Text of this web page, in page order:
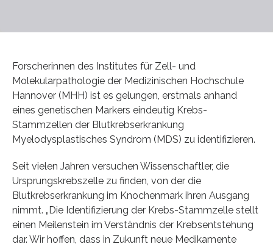
Forscherinnen des Institutes für Zell- und
Molekularpathologie der Medizinischen Hochschule
Hannover (MHH) ist es gelungen, erstmals anhand
eines genetischen Markers eindeutig Krebs-
Stammzellen der Blutkrebserkrankung
Myelodysplastisches Syndrom (MDS) zu identifizieren.
Seit vielen Jahren versuchen Wissenschaftler, die
Ursprungskrebszelle zu finden, von der die
Blutkrebserkrankung im Knochenmark ihren Ausgang
nimmt. „Die Identifizierung der Krebs-Stammzelle stellt
einen Meilenstein im Verständnis der Krebsentstehung
dar. Wir hoffen, dass in Zukunft neue Medikamente